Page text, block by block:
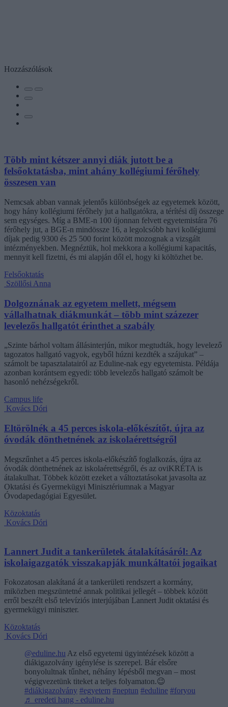
Hozzászólások
Több mint kétszer annyi diák jutott be a
felsőoktatásba, mint ahány kollégiumi férőhely
összesen van
Nemcsak abban vannak jelentős különbségek az egyetemek között,
hogy hány kollégiumi férőhely jut a hallgatókra, a térítési díj összege
sem egységes. Míg a BME-n 100 újonnan felvett egyetemistára 76
férőhely jut, a BGE-n mindössze 16, a legolcsóbb havi kollégiumi
díjak pedig 9300 és 25 500 forint között mozognak a vizsgált
intézményekben. Megnéztük, hol mekkora a kollégiumi kapacitás,
mennyit kell fizetni, és mi alapján dől el, hogy ki költözhet be.
Felsőoktatás
Szöllősi Anna
Dolgoznának az egyetem mellett, mégsem
vállalhatnak diákmunkát – több mint százezer
levelezős hallgatót érinthet a szabály
„Szinte bárhol voltam állásinterjún, mikor megtudták, hogy levelező
tagozatos hallgató vagyok, egyből húzni kezdték a szájukat” –
számolt be tapasztalatairól az Eduline-nak egy egyetemista. Példája
azonban korántsem egyedi: több levelezős hallgató számolt be
hasonló nehézségekről.
Campus life
Kovács Dóri
Eltörölnék a 45 perces iskola-előkészítőt, újra az
óvodák dönthetnének az iskolaérettségről
Megszűnhet a 45 perces iskola-előkészítő foglalkozás, újra az
óvodák dönthetnének az iskolaérettségről, és az oviKRÉTA is
átalakulhat. Többek között ezeket a változtatásokat javasolta az
Oktatási és Gyermekügyi Minisztériumnak a Magyar
Óvodapedagógiai Egyesület.
Közoktatás
Kovács Dóri
Lannert Judit a tankerületek átalakításáról: Az
iskolaigazgatók visszakapják munkáltatói jogaikat
Fokozatosan alakítaná át a tankerületi rendszert a kormány,
miközben megszüntetné annak politikai jellegét – többek között
erről beszélt első televíziós interjújában Lannert Judit oktatási és
gyermekügyi miniszter.
Közoktatás
Kovács Dóri
@eduline.hu Az első egyetemi ügyintézések között a
diákigazolvány igénylése is szerepel. Bár elsőre
bonyolultnak tűnhet, néhány lépésből megvan – most
végigvezetünk titeket a teljes folyamaton.😉
#diákigazolvány #egyetem #neptun #eduline #foryou
♬ eredeti hang - eduline.hu